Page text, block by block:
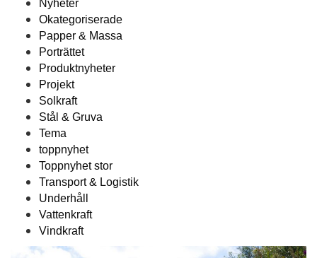
Nyheter
Okategoriserade
Papper & Massa
Porträttet
Produktnyheter
Projekt
Solkraft
Stål & Gruva
Tema
toppnyhet
Toppnyhet stor
Transport & Logistik
Underhåll
Vattenkraft
Vindkraft